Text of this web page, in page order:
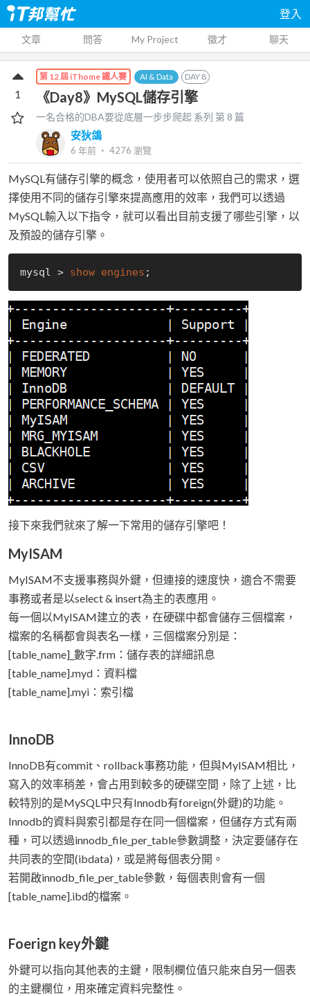
登入
文章 問答 My Project 徵才 聊天
第 12 屆 iThome 鐵人賽 AI & Data DAY 8
《Day8》MySQL儲存引擎
一名合格的DBA要從底層一步步爬起 系列 第 8 篇
安狄鴿
6 年前 ‧ 4276 瀏覽
1
MySQL有儲存引擎的概念，使用者可以依照自己的需求，選
擇使用不同的儲存引擎來提高應用的效率，我們可以透過
MySQL輸入以下指令，就可以看出目前支援了哪些引擎，以
及預設的儲存引擎。
mysql > show engines
接下來我們就來了解一下常用的儲存引擎吧！
MyISAM
MyISAM不支援事務與外鍵，但連接的速度快，適合不需要
事務或者是以select & insert為主的表應用。
每一個以MyISAM建立的表，在硬碟中都會儲存三個檔案，
檔案的名稱都會與表名一樣，三個檔案分別是：
[table_name]_數字.frm：儲存表的詳細訊息
[table_name].myd：資料檔
[table_name].myi：索引檔
InnoDB
InnoDB有commit、rollback事務功能，但與MyISAM相比，
寫入的效率稍差，會占用到較多的硬碟空間，除了上述，比
較特別的是MySQL中只有Innodb有foreign(外鍵)的功能。
Innodb的資料與索引都是存在同一個檔案，但儲存方式有兩
種，可以透過innodb_file_per_table參數調整，決定要儲存在
共同表的空間(ibdata)，或是將每個表分開。
若開啟innodb_file_per_table參數，每個表則會有一個
[table_name].ibd的檔案。
Foerign key外鍵
外鍵可以指向其他表的主鍵，限制欄位值只能來自另一個表
的主鍵欄位，用來確定資料完整性。